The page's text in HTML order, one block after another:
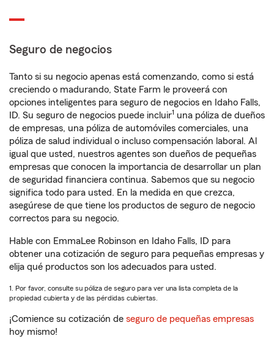
Seguro de negocios
Tanto si su negocio apenas está comenzando, como si está
creciendo o madurando, State Farm le proveerá con
opciones inteligentes para seguro de negocios en Idaho Falls,
ID. Su seguro de negocios puede incluir1 una póliza de dueños
de empresas, una póliza de automóviles comerciales, una
póliza de salud individual o incluso compensación laboral. Al
igual que usted, nuestros agentes son dueños de pequeñas
empresas que conocen la importancia de desarrollar un plan
de seguridad financiera continua. Sabemos que su negocio
significa todo para usted. En la medida en que crezca,
asegúrese de que tiene los productos de seguro de negocio
correctos para su negocio.
Hable con EmmaLee Robinson en Idaho Falls, ID para
obtener una cotización de seguro para pequeñas empresas y
elija qué productos son los adecuados para usted.
1. Por favor, consulte su póliza de seguro para ver una lista completa de la
propiedad cubierta y de las pérdidas cubiertas.
¡Comience su cotización de seguro de pequeñas empresas
hoy mismo!